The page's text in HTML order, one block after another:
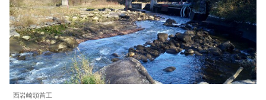
西岩崎頭首工